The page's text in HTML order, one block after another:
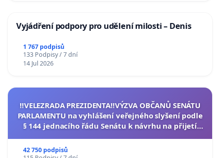
Vyjádření podpory pro udělení milosti – Denis
1 767 podpisů
133 Podpisy / 7 dní
14 Jul 2026
‼️VELEZRADA PREZIDENTA‼️VÝZVA OBČANŮ SENÁTU
PARLAMENTU na vyhlášení veřejného slyšení podle
§ 144 jednacího řádu Senátu k návrhu na přijetí
42 750 podpisů